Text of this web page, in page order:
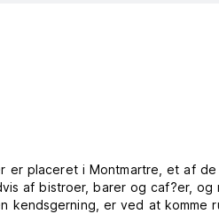
placeret i Montmartre, et af
af bistroer, barer og caf?er,
kendsgerning, er ved at komme